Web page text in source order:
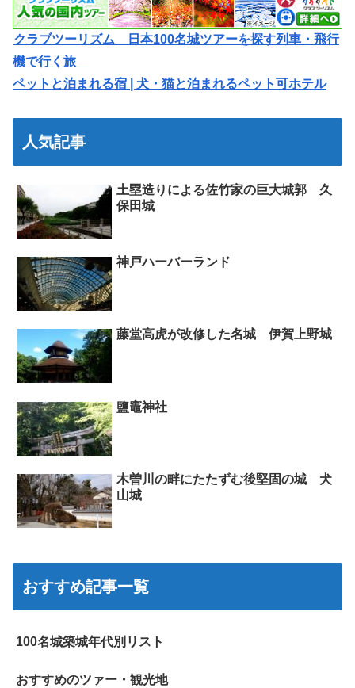
クラブツーリズム 日本100名城ツアーを探す列車・飛行
機で行く旅
ペットと泊まれる宿 | 犬・猫と泊まれるペット可ホテル
人気記事
土塁造りによる佐竹家の巨大城郭 久
保田城
神戸ハーバーランド
藤堂高虎が改修した名城 伊賀上野城
鹽竈神社
木曽川の畔にたたずむ後堅固の城 犬
山城
おすすめ記事一覧
100名城築城年代別リスト
おすすめのツァー・観光地